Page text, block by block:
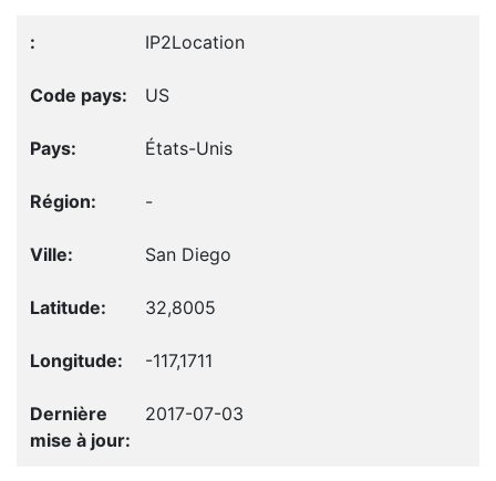
IP2Location
US
États-Unis
-
San Diego
32,8005
-117,1711
2017-07-03